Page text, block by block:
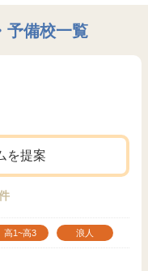
予備校一覧
を提案
高1~高3 浪人